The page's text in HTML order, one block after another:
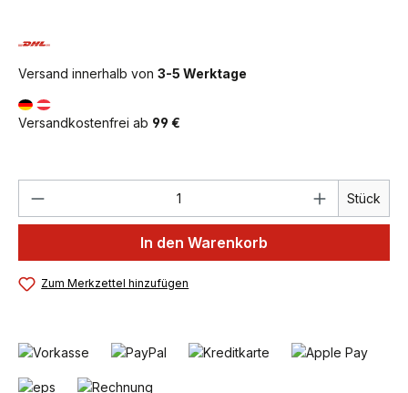
Versand innerhalb von 3-5 Werktage
Versandkostenfrei ab 99 €
Produkt Anzahl: Gib den Stück
In den Warenkorb
Zum Merkzettel hinzufügen